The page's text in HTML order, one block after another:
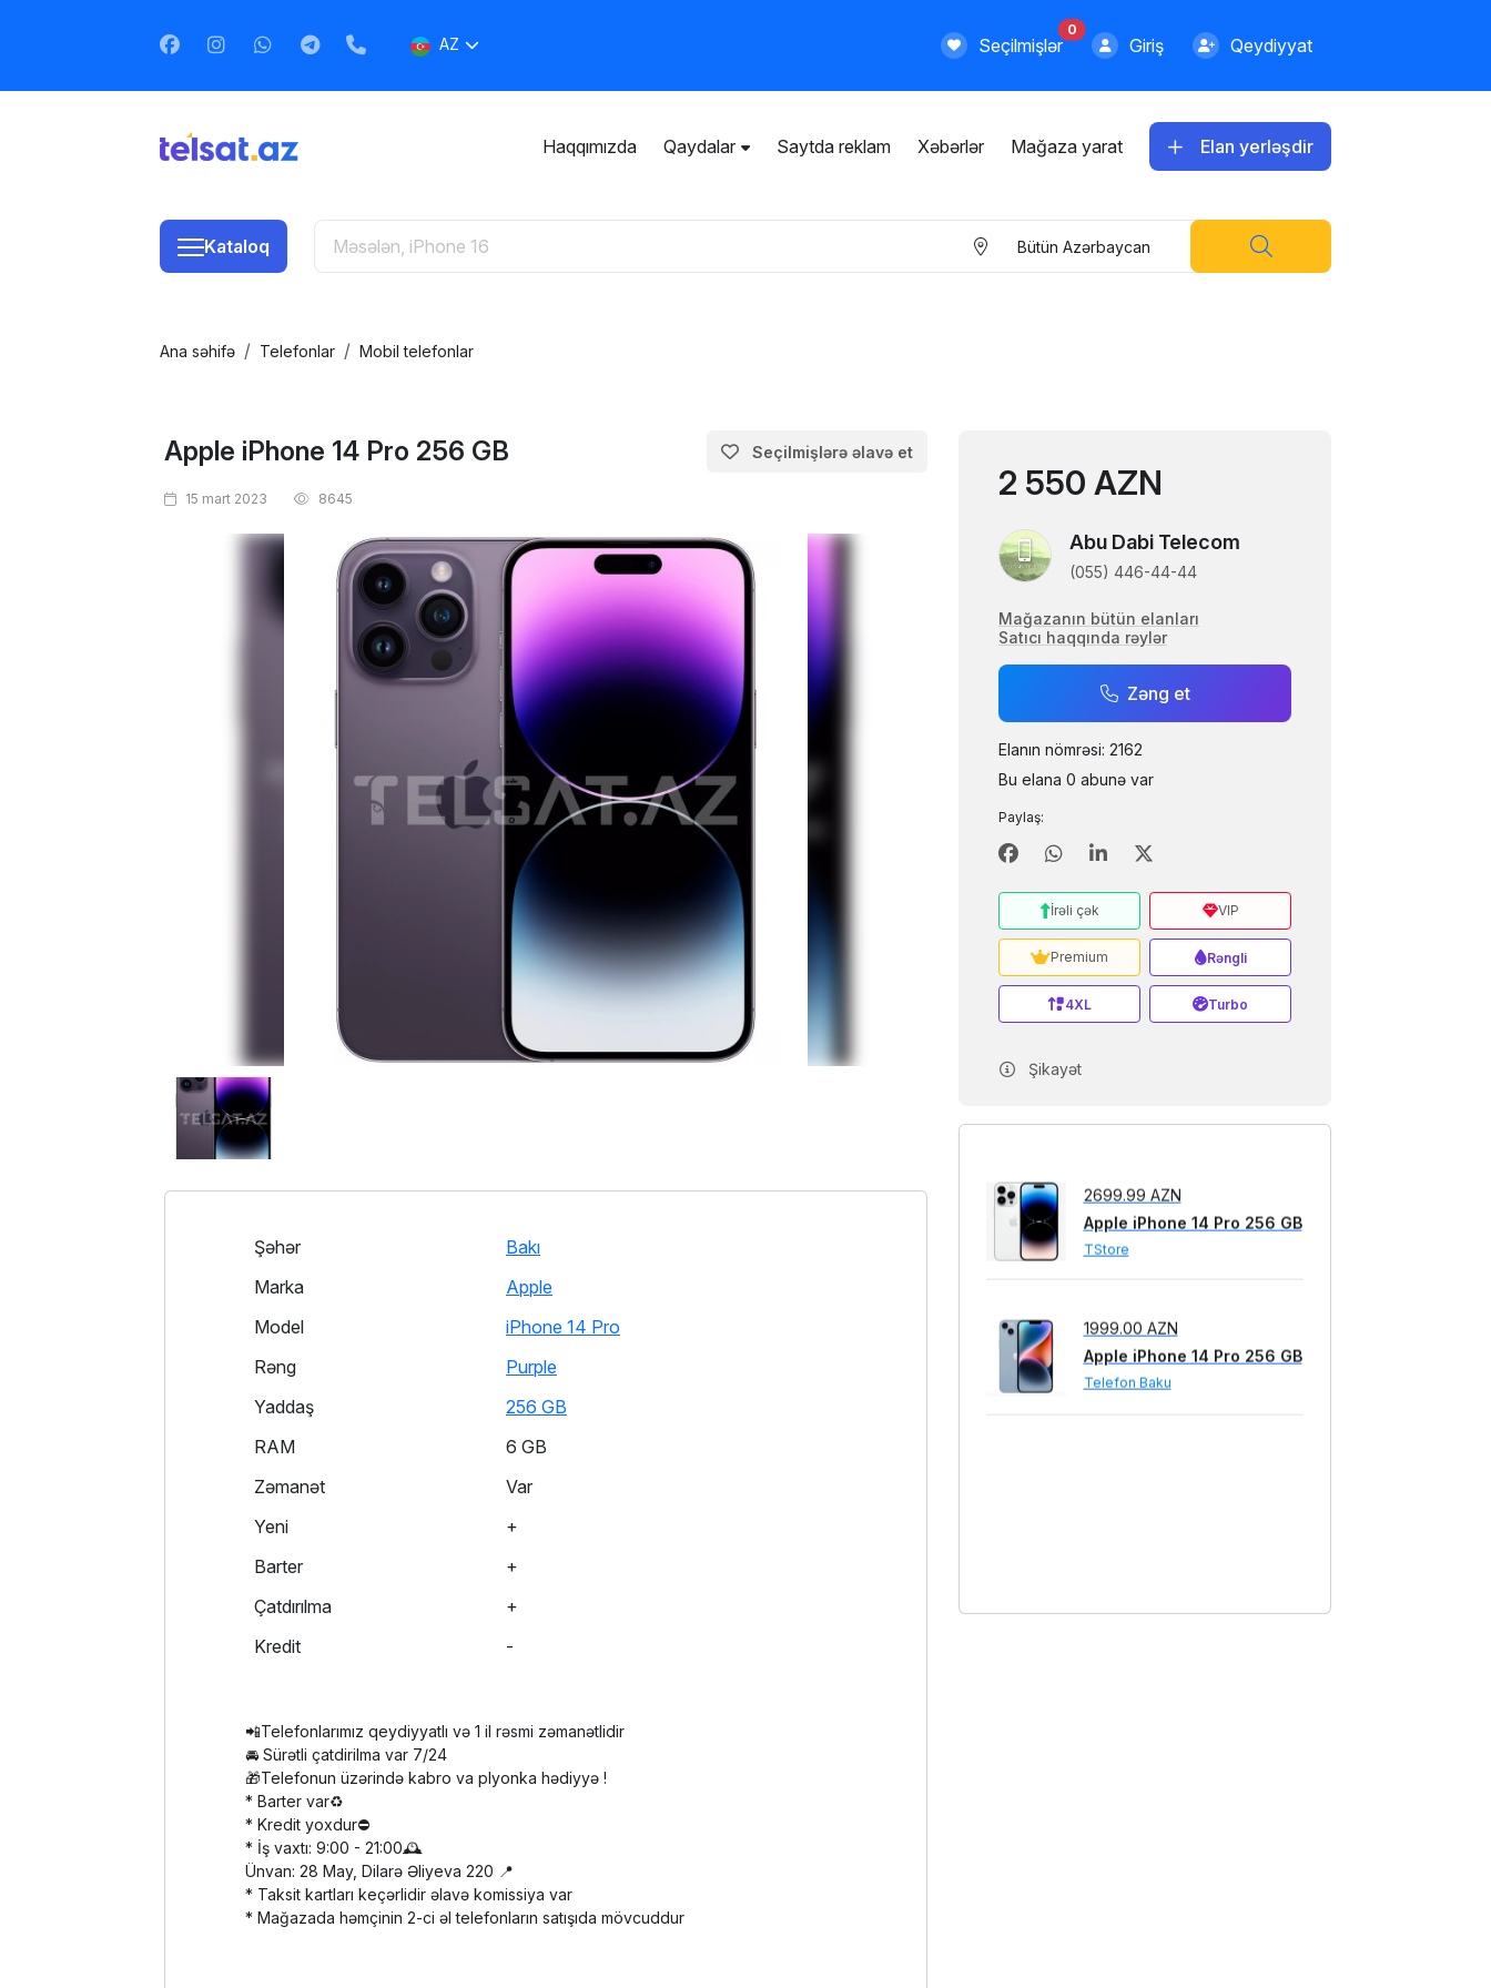
AZ Seçilmişlər
0
Giriş Qeydiyyat
Haqqımızda Qaydalar Saytda reklam Xəbərlər Mağaza yarat Elan yerləşdir
Kataloq Bütün Azərbaycan
Ana səhifə Telefonlar Mobil telefonlar
Apple iPhone 14 Pro 256 GB Seçilmişlərə əlavə et
15 mart 2023 8645
Şəhər
Bakı
Marka
Apple
Model
iPhone 14 Pro
Rəng
Purple
Yaddaş
256 GB
RAM
6 GB
Zəmanət
Var
Yeni
+
Barter
+
Çatdırılma
+
Kredit
-
📲Telefonlarımız qeydiyyatlı və 1 il rəsmi zəmanətlidir
🚘 Sürətli çatdirilma var 7/24
🎁Telefonun üzərində kabro va plyonka hədiyyə !
* Barter var♻️
* Kredit yoxdur⛔️
* İş vaxtı: 9:00 - 21:00🕰️
Ünvan: 28 May, Dilarə Əliyeva 220 📍
* Taksit kartları keçərlidir əlavə komissiya var
* Mağazada həmçinin 2-ci əl telefonların satışıda mövcuddur
2 550 AZN
Abu Dabi Telecom
(055) 446-44-44
Mağazanın bütün elanları
Satıcı haqqında rəylər
Zəng et
Elanın nömrəsi: 2162
Bu elana 0 abunə var
Paylaş:
İrəli çək VIP
Premium Rəngli
4XL Turbo
Şikayət
2499.00 AZN
Apple iPhone 14 Pro 256 GB
Telefon Baku
Apple iPhone 14 Pro 256 GB
Telefon Baku
2400.00 AZN
Apple iPhone 14 Pro 256 GB
Restart